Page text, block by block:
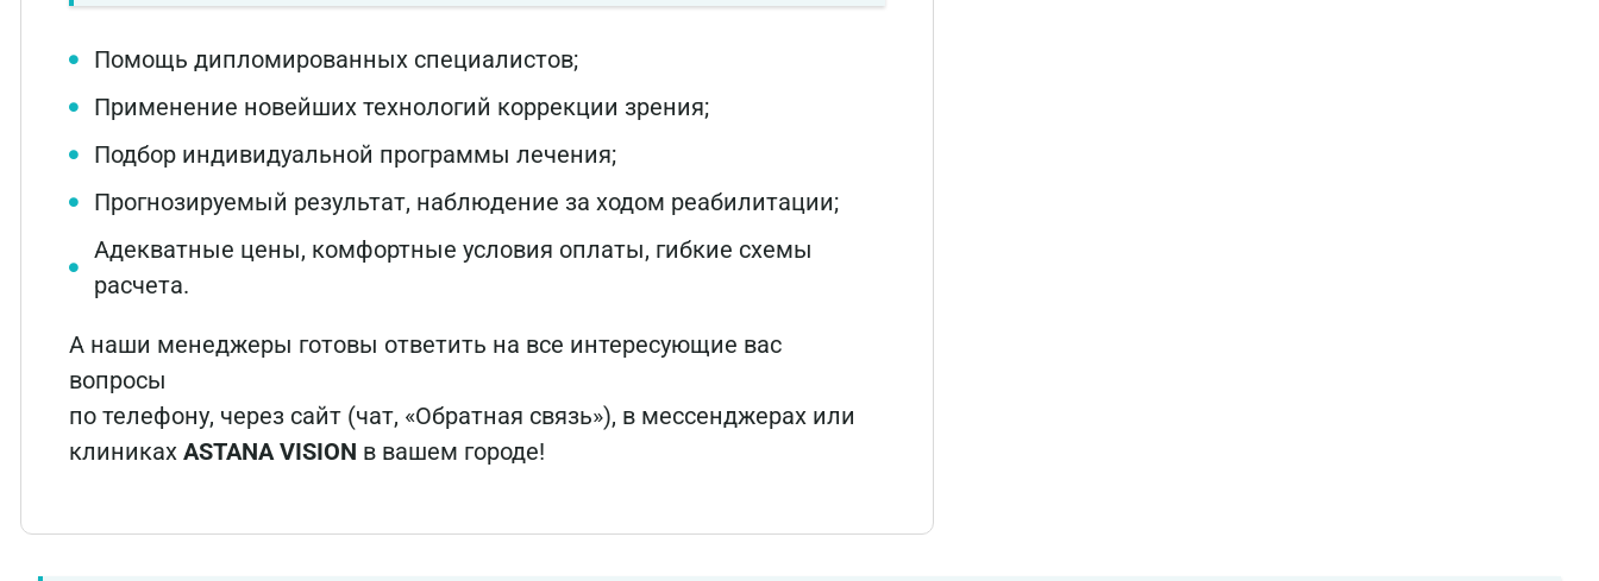
Помощь дипломированных специалистов;
Применение новейших технологий коррекции зрения;
Подбор индивидуальной программы лечения;
Прогнозируемый результат, наблюдение за ходом реабилитации;
Адекватные цены, комфортные условия оплаты, гибкие схемы
расчета.
А наши менеджеры готовы ответить на все интересующие вас
вопросы
по телефону, через сайт (чат, «Обратная связь»), в мессенджерах или
клиниках ASTANA VISION в вашем городе!